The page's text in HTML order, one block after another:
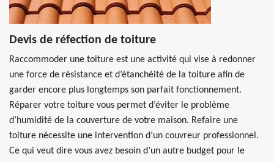
Devis de réfection de toiture
Raccommoder une toiture est une activité qui vise à redonner
une force de résistance et d’étanchéité de la toiture afin de
garder encore plus longtemps son parfait fonctionnement.
Réparer votre toiture vous permet d’éviter le problème
d’humidité de la couverture de votre maison. Refaire une
toiture nécessite une intervention d’un couvreur professionnel.
Ce qui veut dire vous avez besoin d’un autre budget pour le